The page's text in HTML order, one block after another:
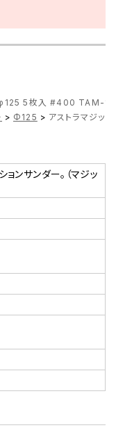
φ125 5枚入 #400 TAM-
> Φ125 > アストラマジ
ンサンダー。（マジッ